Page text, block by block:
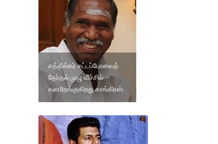
சத்தீஸ்கர் சட்டப்பேரவைத்
தேர்தல் முழு வீச்சில்
களமிறங்குகிறது காங்கிரஸ்.